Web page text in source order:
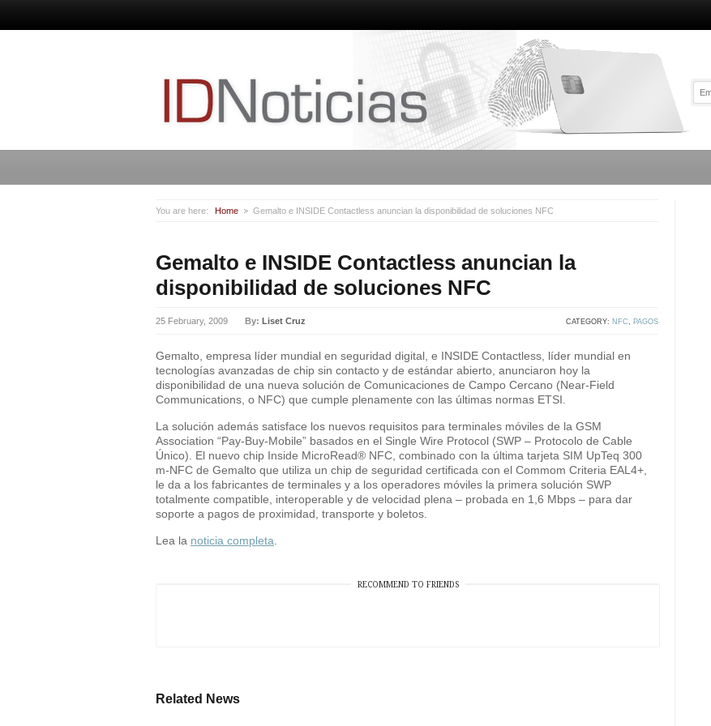
You are here: Home Gemalto e INSIDE Contactless anuncian la disponibilidad de soluciones NFC
Gemalto e INSIDE Contactless anuncian la
disponibilidad de soluciones NFC
25 February, 2009 By: Liset Cruz CATEGORY: NFC, PAGOS
Gemalto, empresa líder mundial en seguridad digital, e INSIDE Contactless, líder mundial en
tecnologías avanzadas de chip sin contacto y de estándar abierto, anunciaron hoy la
disponibilidad de una nueva solución de Comunicaciones de Campo Cercano (Near-Field
Communications, o NFC) que cumple plenamente con las últimas normas ETSI.
La solución además satisface los nuevos requisitos para terminales móviles de la GSM
Association “Pay-Buy-Mobile” basados en el Single Wire Protocol (SWP – Protocolo de Cable
Único). El nuevo chip Inside MicroRead® NFC, combinado con la última tarjeta SIM UpTeq 300
m-NFC de Gemalto que utiliza un chip de seguridad certificada con el Commom Criteria EAL4+,
le da a los fabricantes de terminales y a los operadores móviles la primera solución SWP
totalmente compatible, interoperable y de velocidad plena – probada en 1,6 Mbps – para dar
soporte a pagos de proximidad, transporte y boletos.
Lea la noticia completa
RECOMMEND TO FRIENDS
Related News